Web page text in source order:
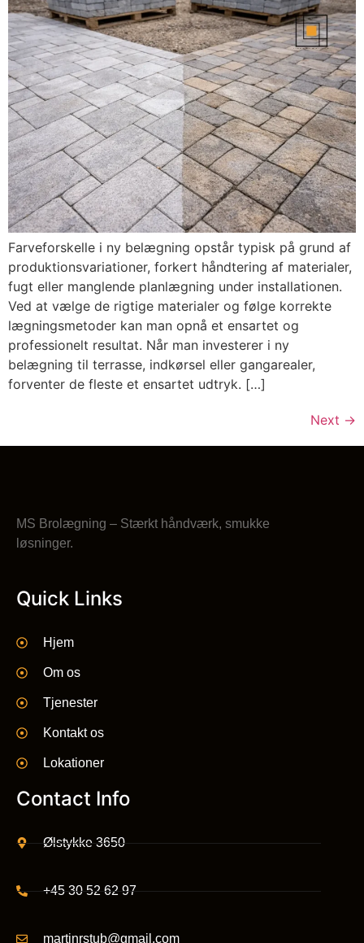
Farveforskelle i ny belægning opstår typisk på grund af
produktionsvariationer, forkert håndtering af materialer,
fugt eller manglende planlægning under installationen.
Ved at vælge de rigtige materialer og følge korrekte
lægningsmetoder kan man opnå et ensartet og
professionelt resultat. Når man investerer i ny
belægning til terrasse, indkørsel eller gangarealer,
forventer de fleste et ensartet udtryk. […]
Next →
MS Brolægning – Stærkt håndværk, smukke
løsninger.
Quick Links
Hjem
Om os
Tjenester
Kontakt os
Lokationer
Contact Info
Ølstykke 3650
+45 30 52 62 97
martinrstub@gmail.com